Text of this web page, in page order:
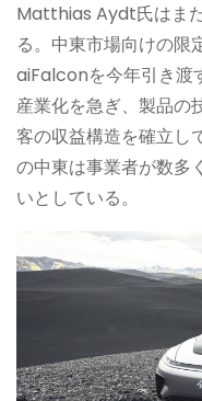
Matthias Aydt氏はま
る。中東市場向けの限
aiFalconを今年引き渡
産業化を急ぎ、製品の
客の収益構造を確立し
の中東は事業者が数多
いとしている。